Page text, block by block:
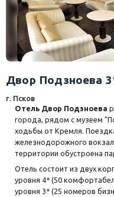
Двор Подзноева
г. Псков
Отель Двор Подзноева
города, рядом с музеем
ходьбы от Кремля.
железнодорожного
территории обустроена
Отель состоит из двух
уровня 4* (50
уровня 3* (25 номеров